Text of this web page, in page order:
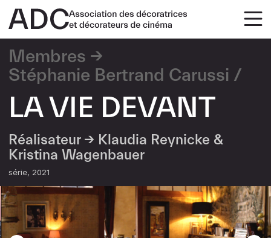
Membres
Stéphanie Bertrand Carussi
LA VIE DEVANT
Réalisateur → Klaudia Reynicke &
Kristina Wagenbauer
série 2021